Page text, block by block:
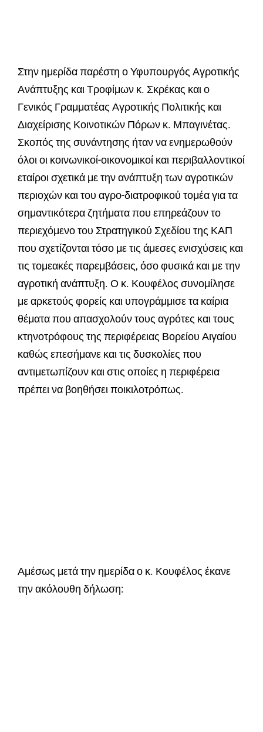
Στην ημερίδα παρέστη ο Υφυπουργός Αγροτικής
Ανάπτυξης και Τροφίμων κ. Σκρέκας και ο
Γενικός Γραμματέας Αγροτικής Πολιτικής και
Διαχείρισης Κοινοτικών Πόρων κ. Μπαγινέτας.
Σκοπός της συνάντησης ήταν να ενημερωθούν
όλοι οι κοινωνικοί-οικονομικοί και περιβαλλοντικοί
εταίροι σχετικά με την ανάπτυξη των αγροτικών
περιοχών και του αγρο-διατροφικού τομέα για τα
σημαντικότερα ζητήματα που επηρεάζουν το
περιεχόμενο του Στρατηγικού Σχεδίου της ΚΑΠ
που σχετίζονται τόσο με τις άμεσες ενισχύσεις και
τις τομεακές παρεμβάσεις, όσο φυσικά και με την
αγροτική ανάπτυξη. Ο κ. Κουφέλος συνομίλησε
με αρκετούς φορείς και υπογράμμισε τα καίρια
θέματα που απασχολούν τους αγρότες και τους
κτηνοτρόφους της περιφέρειας Βορείου Αιγαίου
καθώς επεσήμανε και τις δυσκολίες που
αντιμετωπίζουν και στις οποίες η περιφέρεια
πρέπει να βοηθήσει ποικιλοτρόπως.
Αμέσως μετά την ημερίδα ο κ. Κουφέλος έκανε
την ακόλουθη δήλωση: